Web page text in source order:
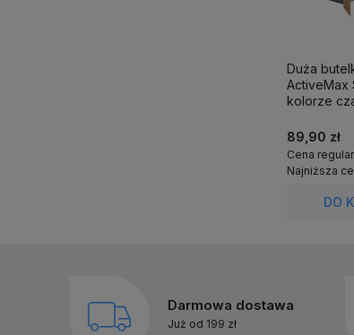
Duża
ActiveMax
kolorze
89,90 zł
Cena
Najniższa
DO
Darmowa dostawa
Już od 199 zł